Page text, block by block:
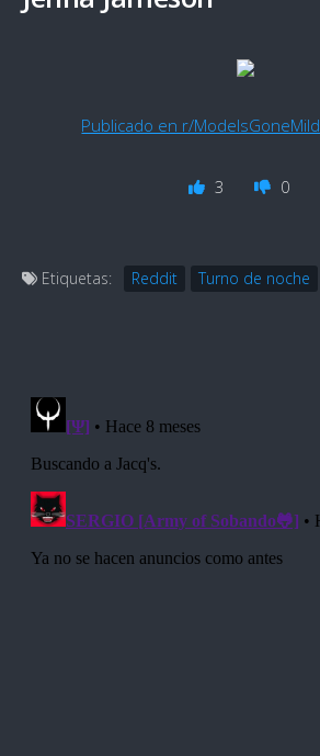
Publicado en r/ModelsGoneMild
3 0
Etiquetas: Reddit Turno de noche